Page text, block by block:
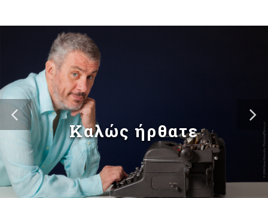
Καλώς ήρθατε